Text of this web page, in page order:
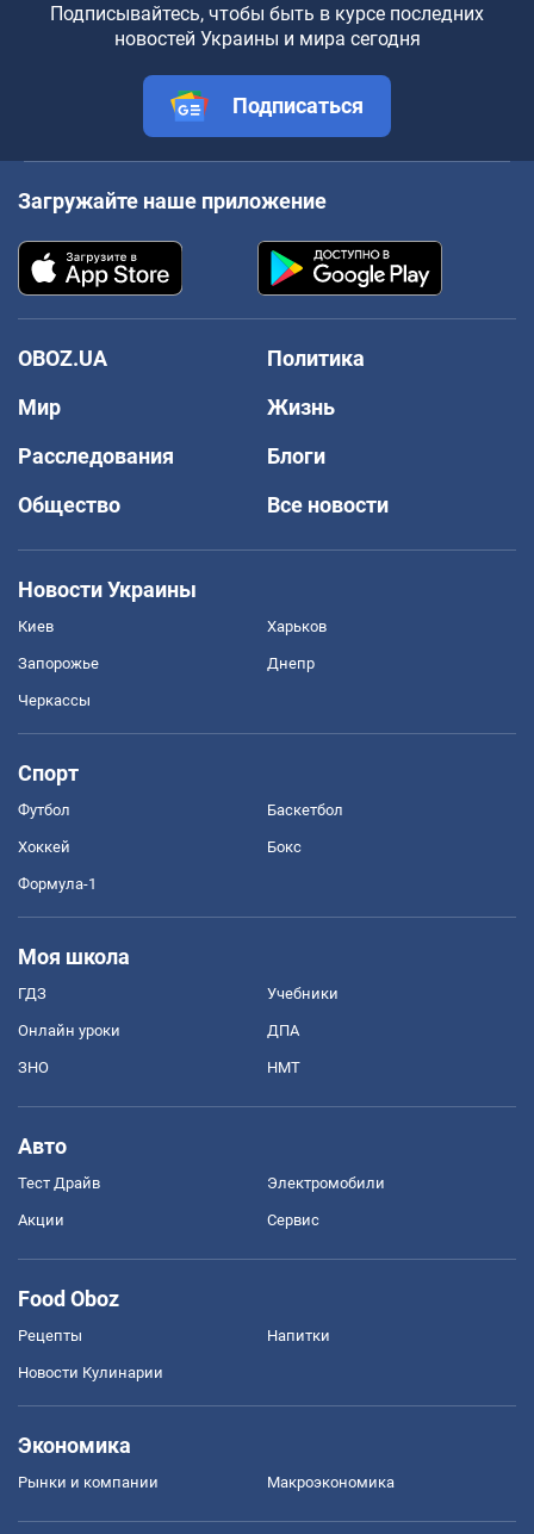
Подписывайтесь, чтобы быть в курсе последних
новостей Украины и мира сегодня
Подписаться
Загружайте наше приложение
OBOZ.UA
Политика
Мир
Жизнь
Расследования
Блоги
Общество
Все новости
Новости Украины
Киев Харьков
Запорожье Днепр
Черкассы
Спорт
Футбол Баскетбол
Хоккей Бокс
Формула-1
Моя школа
ГДЗ Учебники
Онлайн уроки ДПА
ЗНО НМТ
Авто
Тест Драйв Электромобили
Акции Сервис
Food Oboz
Рецепты Напитки
Новости Кулинарии
Экономика
Рынки и компании Mакроэкономика